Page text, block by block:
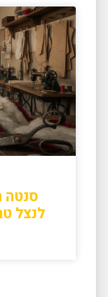
לנצל